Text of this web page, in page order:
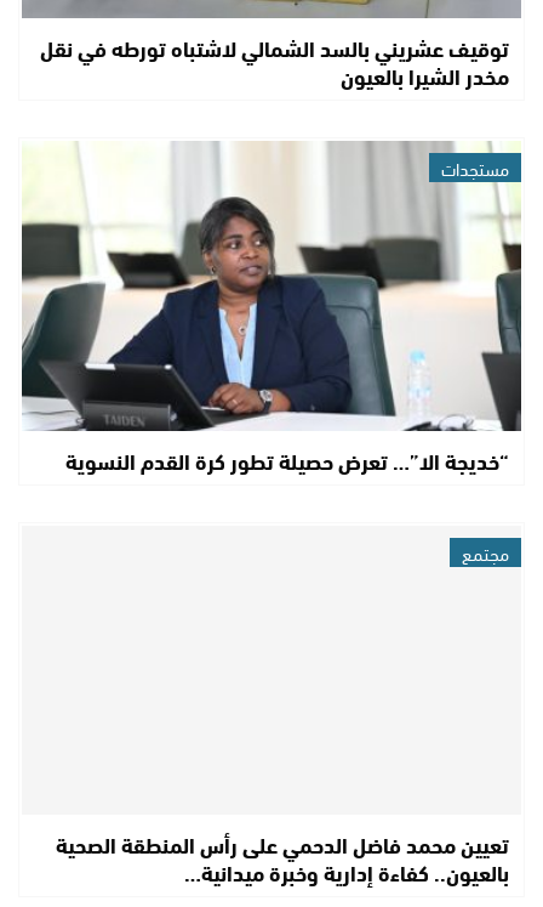
توقيف عشريني بالسد الشمالي لاشتباه تورطه في نقل
مخدر الشيرا بالعيون
مستجدات
“خديجة الا”… تعرض حصيلة تطور كرة القدم النسوية
مجتمع
تعيين محمد فاضل الدحمي على رأس المنطقة الصحية
بالعيون.. كفاءة إدارية وخبرة ميدانية…